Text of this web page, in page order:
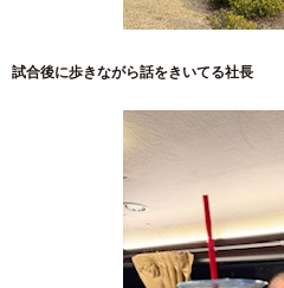
試合後に歩きながら話をきいてる社長